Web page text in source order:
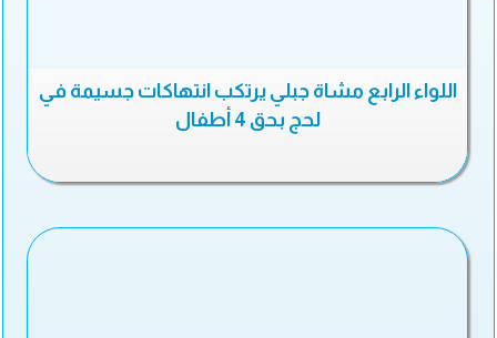
اللواء الرابع مشاة جبلي يرتكب انتهاكات جسيمة في
لحج بحق 4 أطفال